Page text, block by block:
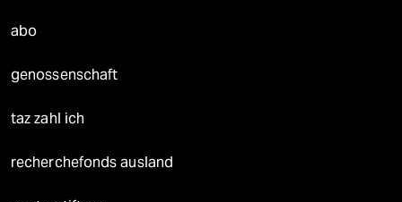
abo
genossenschaft
taz zahl ich
recherchefonds ausland